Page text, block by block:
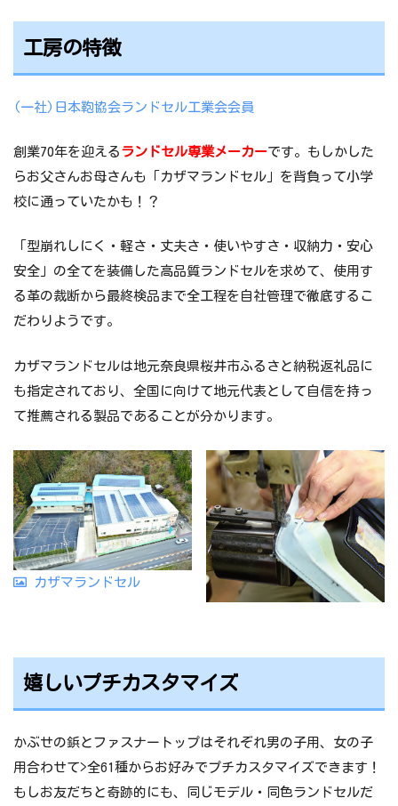
工房の特徴
(一社)日本鞄協会ランドセル工業会会員
創業70年を迎える ランドセル専業メーカーです。もしかした
らお父さんお母さんも「カザマランドセル」を背負って小学
校に通っていたかも！？
「型崩れしにく・軽さ・丈夫さ・使いやすさ・収納力・安心
安全」の全てを装備した高品質ランドセルを求めて、使用す
る革の裁断から最終検品まで全工程を自社管理で徹底するこ
だわりようです。
カザマランドセルは地元奈良県桜井市ふるさと納税返礼品に
も指定されており、全国に向けて地元代表として自信を持っ
て推薦される製品であることが分かります。
カザマランドセル
嬉しいプチカスタマイズ
かぶせの鋲とファスナートップはそれぞれ男の子用、女の子
用合わせて>全61種からお好みでプチカスタマイズできます！
もしお友だちと奇跡的にも、同じモデル・同色ランドセルだ